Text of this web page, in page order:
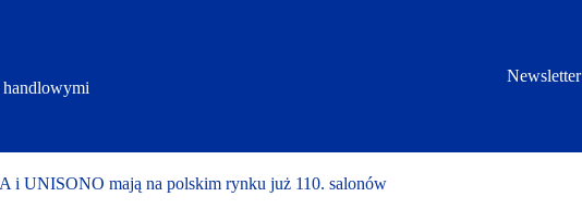
handlowymi
Newsletter
i UNISONO mają na polskim rynku już 110. salonów